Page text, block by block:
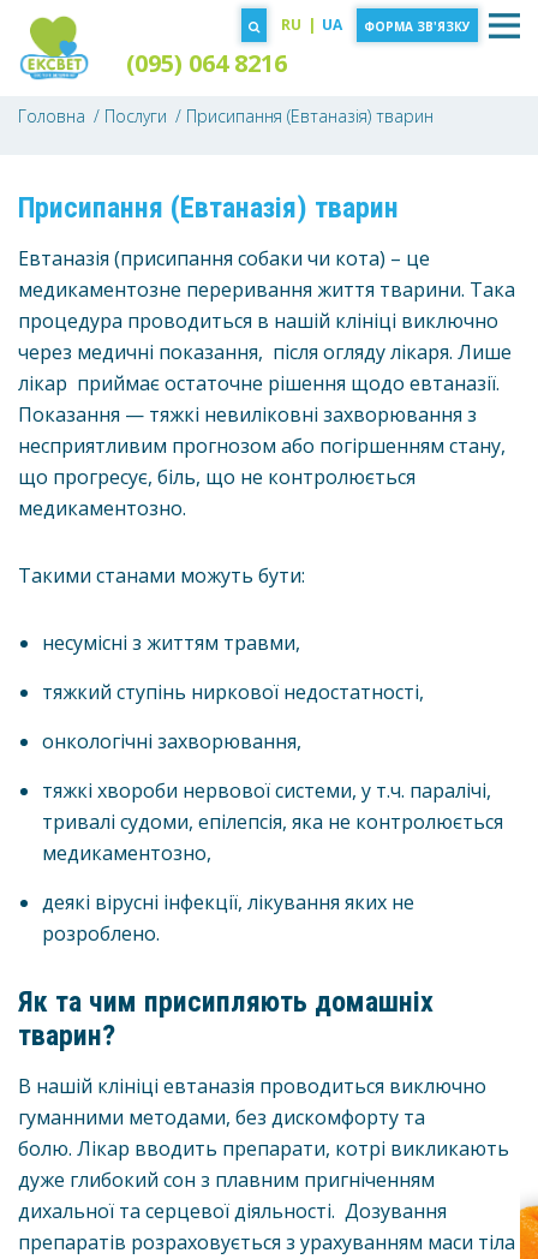
(095) 064 8216
RU | UA ФОРМА ЗВ'ЯЗКУ
Головна Послуги Присипання (Евтаназія) тварин
Присипання (Евтаназія) тварин
Евтаназія (присипання собаки чи кота) – це
медикаментозне переривання життя тварини. Така
процедура проводиться в нашій клініці виключно
через медичні показання, після огляду лікаря. Лише
лікар приймає остаточне рішення щодо евтаназії.
Показання — тяжкі невиліковні захворювання з
несприятливим прогнозом або погіршенням стану,
що прогресує, біль, що не контролюється
медикаментозно.
Такими станами можуть бути:
несумісні з життям травми,
тяжкий ступінь ниркової недостатності,
онкологічні захворювання,
тяжкі хвороби нервової системи, у т.ч. паралічі,
тривалі судоми, епілепсія, яка не контролюється
медикаментозно,
деякі вірусні інфекції, лікування яких не
розроблено.
Як та чим присипляють домашніх
тварин?
В нашій клініці евтаназія проводиться виключно
гуманними методами, без дискомфорту та
болю. Лікар вводить препарати, котрі викликають
дуже глибокий сон з плавним пригніченням
дихальної та серцевої діяльності. Дозування
препаратів розраховується з урахуванням маси тіла